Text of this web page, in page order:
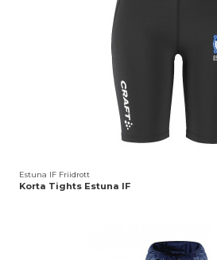
Estuna IF Friidrott
Korta Tights Estuna IF